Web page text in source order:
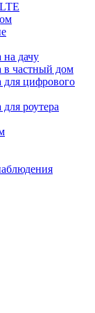
на дачу
в частный дом
для цифрового
роутера